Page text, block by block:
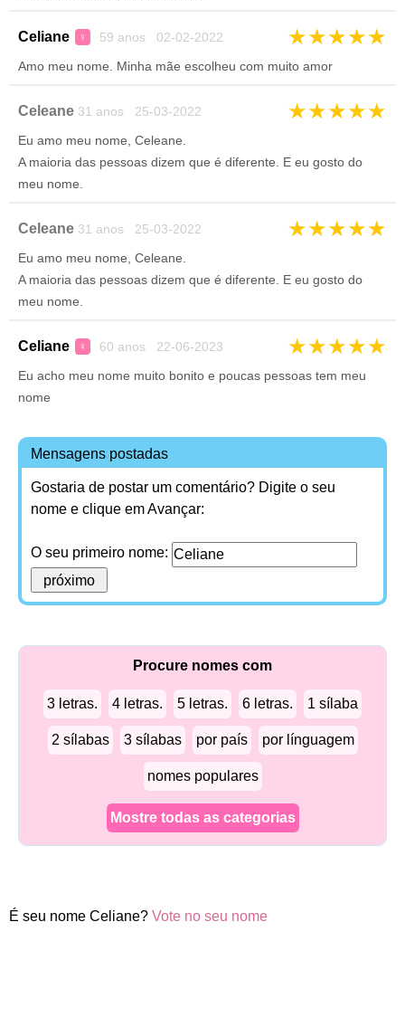
Celiane ♀ 59 anos 02-02-2022 ★★★★★
Amo meu nome. Minha mãe escolheu com muito amor
Celeane 31 anos 25-03-2022 ★★★★★
Eu amo meu nome, Celeane.
A maioria das pessoas dizem que é diferente. E eu gosto do
meu nome.
Celeane 31 anos 25-03-2022 ★★★★★
Eu amo meu nome, Celeane.
A maioria das pessoas dizem que é diferente. E eu gosto do
meu nome.
Celiane ♀ 60 anos 22-06-2023 ★★★★★
Eu acho meu nome muito bonito e poucas pessoas tem meu
nome
Mensagens postadas
Gostaria de postar um comentário? Digite o seu
nome e clique em Avançar:
O seu primeiro nome:
Procure nomes com
3 letras. 4 letras. 5 letras. 6 letras. 1 sílaba
2 sílabas 3 sílabas por país por línguagem
nomes populares
Mostre todas as categorias
É seu nome Celiane? Vote no seu nome